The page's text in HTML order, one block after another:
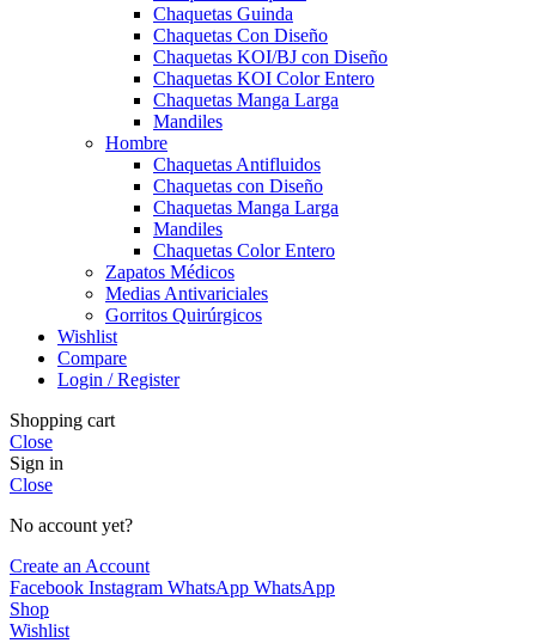
Chaquetas Guinda
Chaquetas Con Diseño
Chaquetas KOI/BJ con Diseño
Chaquetas KOI Color Entero
Chaquetas Manga Larga
Mandiles
Hombre
Chaquetas Antifluidos
Chaquetas con Diseño
Chaquetas Manga Larga
Mandiles
Chaquetas Color Entero
Zapatos Médicos
Medias Antivariciales
Gorritos Quirúrgicos
Wishlist
Compare
Login / Register
Shopping cart
Close
Sign in
Close
No account yet?
Create an Account
Facebook Instagram WhatsApp WhatsApp
Shop
Wishlist